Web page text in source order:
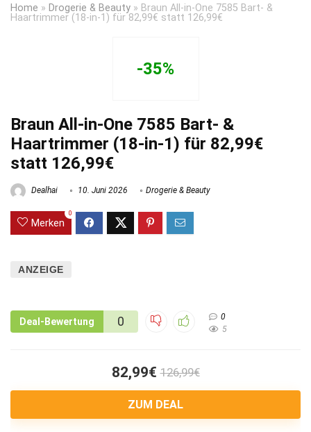
Home » Drogerie & Beauty » Braun All-in-One 7585 Bart- &
Haartrimmer (18-in-1) für 82,99€ statt 126,99€
-35%
Braun All-in-One 7585 Bart- &
Haartrimmer (18-in-1) für 82,99€
statt 126,99€
Dealhai 10. Juni 2026 Drogerie & Beauty
Merken
0
ANZEIGE
Deal-Bewertung 0
0
5
82,99€ 126,99€
ZUM DEAL